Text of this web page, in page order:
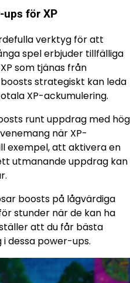
ups för XP
verktyg för att
spel erbjuder tillfälliga
som tjänas från
strategiskt kan leda
XP-ackumulering.
runt uppdrag med hög
när XP-
exempel, att aktivera en
utmanande uppdrag kan
boosts på lågvärdiga
stunder när de kan ha
att du får bästa
dessa power-ups.